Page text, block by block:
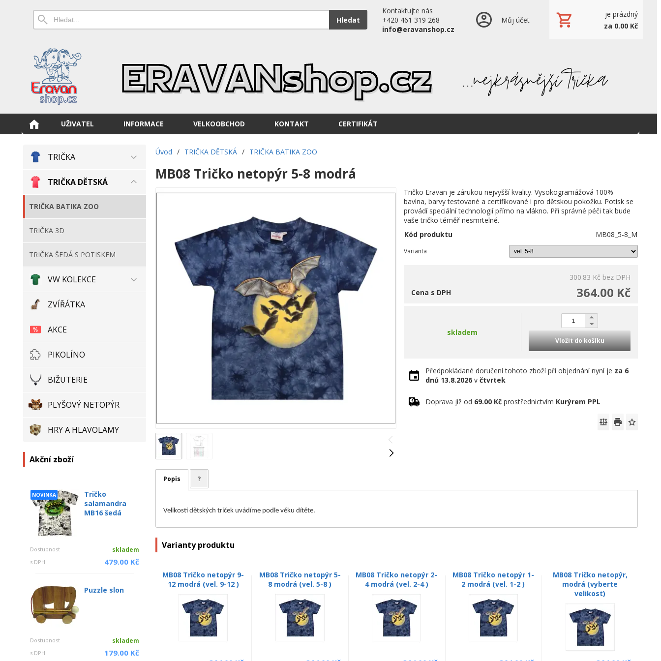
Hledat
Kontaktujte nás
+420 461 319 268
info@eravanshop.cz
Můj účet
je prázdný
za 0.00 Kč
UŽIVATEL INFORMACE VELKOOBCHOD KONTAKT CERTIFIKÁT
TRIČKA
TRIČKA DĚTSKÁ
TRIČKA BATIKA ZOO
TRIČKA 3D
TRIČKA ŠEDÁ S POTISKEM
VW KOLEKCE
ZVÍŘÁTKA
AKCE
PIKOLÍNO
BIŽUTERIE
PLYŠOVÝ NETOPÝR
HRY A HLAVOLAMY
Akční zboží
NOVINKA
Tričko
salamandra
MB16 šedá
Dostupnost skladem
s DPH 479.00 Kč
Puzzle slon
Dostupnost skladem
s DPH 179.00 Kč
Úvod / TRIČKA DĚTSKÁ / TRIČKA BATIKA ZOO
MB08 Tričko netopýr 5-8 modrá
Tričko Eravan je zárukou nejvyšší kvality. Vysokogramážová 100%
bavlna, barvy testované a certifikované i pro dětskou pokožku. Potisk se
provádí speciální technologií přímo na vlákno. Při správné péči tak bude
vaše tričko téměř nesmrtelné.
Kód produktu
MB08_5-8_M
Varianta
300.83 Kč bez DPH
364.00 Kč
Cena s DPH
skladem
Vložit do košíku
Předpokládané doručení tohoto zboží při objednání nyní je za 6
dnů 13.8.2026 včtvrtek
Doprava již od 69.00 Kč prostřednictvím Kurýrem PPL
Popis ?
Velikosti dětských triček uvádíme podle věku dítěte.
Varianty produktu
MB08 Tričko netopýr 9-
12 modrá (vel. 9-12 )
MB08 Tričko netopýr 5-
8 modrá (vel. 5-8 )
MB08 Tričko netopýr 2-
4 modrá (vel. 2-4 )
MB08 Tričko netopýr 1-
2 modrá (vel. 1-2 )
MB08 Tričko netopýr,
modrá (vyberte
velikost)